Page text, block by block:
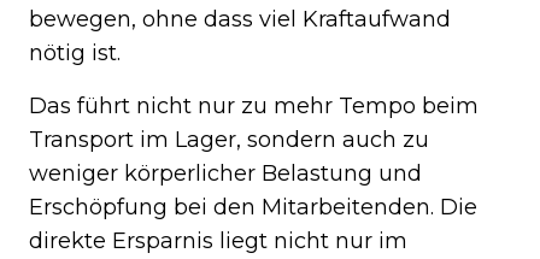
bewegen, ohne dass viel Kraftaufwand
nötig ist.
Das führt nicht nur zu mehr Tempo beim
Transport im Lager, sondern auch zu
weniger körperlicher Belastung und
Erschöpfung bei den Mitarbeitenden. Die
direkte Ersparnis liegt nicht nur im